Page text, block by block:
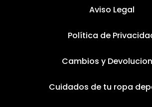
Aviso Legal
Política de
Cambios y
Cuidados de tu ropa